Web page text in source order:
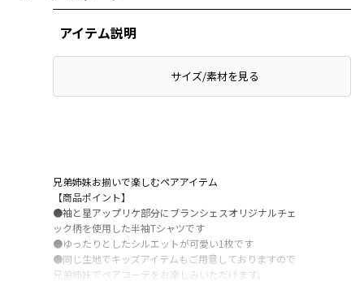
アイテム説明
サイズ/素材を見る
兄弟姉妹お揃いで楽しむペアアイテム
【商品ポイント】
●袖と星アップリケ部分にブランシェスオリジナルチェ
ック柄を使用した半袖Tシャツです
●ゆったりとしたシルエットが可愛い1枚です
●同じ生地でキッズアイテムもご用意しておりますので
兄弟姉妹でペアコーデをお楽しみいただけます。